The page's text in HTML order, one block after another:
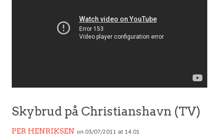
Skybrud på Christianshavn (TV)
PER HENRIKSEN on 03/07/2011 at 14:01